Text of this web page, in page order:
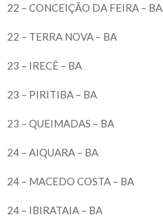
22 – CONCEIÇÃO DA FEIRA – BA
22 – TERRA NOVA – BA
23 – IRECÊ – BA
23 – PIRITIBA – BA
23 – QUEIMADAS – BA
24 – AIQUARA – BA
24 – MACEDO COSTA – BA
24 – IBIRATAIA – BA